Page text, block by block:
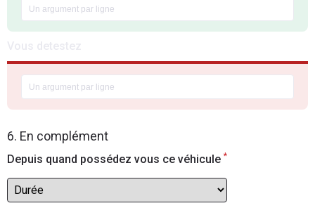
6. En complément
Depuis quand possédez vous ce véhicule *